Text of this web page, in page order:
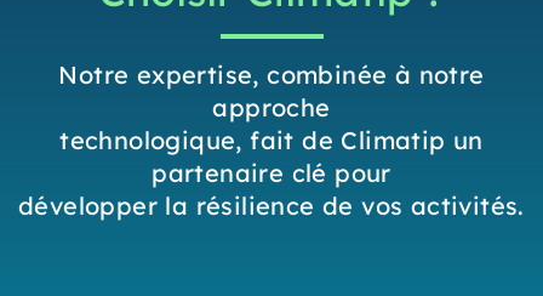
Notre expertise, combinée à notre
approche
technologique, fait de Climatip un
partenaire clé pour
développer la résilience de vos activités.